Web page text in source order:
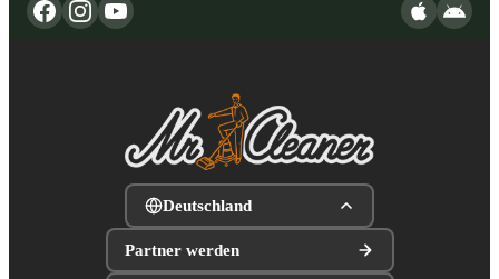
Deutschland
Partner werden